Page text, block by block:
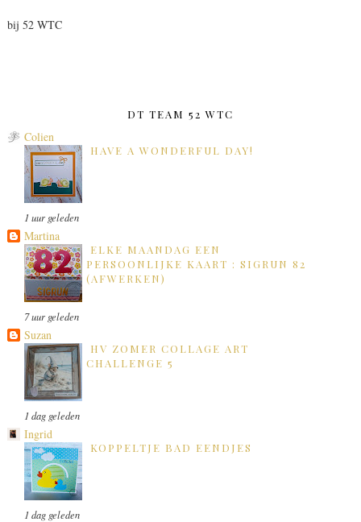
bij 52 WTC
DT TEAM 52 WTC
Colien
HAVE A WONDERFUL DAY!
1 uur geleden
Martina
ELKE MAANDAG EEN
PERSOONLIJKE KAART : SIGRUN 82
(AFWERKEN)
7 uur geleden
Suzan
HV ZOMER COLLAGE ART
CHALLENGE 5
1 dag geleden
Ingrid
KOPPELTJE BAD EENDJES
1 dag geleden